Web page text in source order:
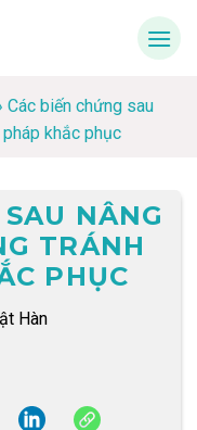
Các biến chứng sau
khắc phục
NÂNG
TRÁNH
PHỤC
Hàn